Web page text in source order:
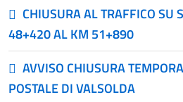
CHIUSURA AL TRAFFICO SU
48+420 AL KM 51+890
AVVISO CHIUSURA
POSTALE DI VALSOLDA